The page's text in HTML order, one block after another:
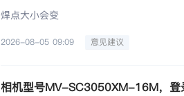
焊点大小会变
2026-08-05 09:09 意见建议
相机型号MV-SC3050XM-16M，登